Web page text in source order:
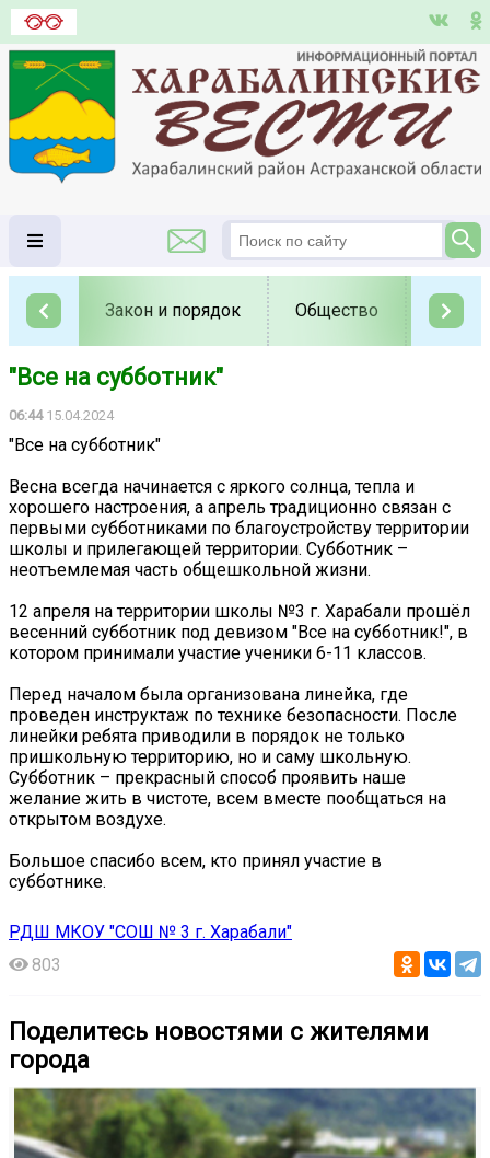
Закон и порядок Общество
"Все на субботник"
06:4415.04.2024
"Все на субботник"
Весна всегда начинается с яркого солнца, тепла и
хорошего настроения, а апрель традиционно связан с
первыми субботниками по благоустройству территории
школы и прилегающей территории. Субботник –
неотъемлемая часть общешкольной жизни.
12 апреля на территории школы №3 г. Харабали прошёл
весенний субботник под девизом "Все на субботник!", в
котором принимали участие ученики 6-11 классов.
Перед началом была организована линейка, где
проведен инструктаж по технике безопасности. После
линейки ребята приводили в порядок не только
пришкольную территорию, но и саму школьную.
Субботник – прекрасный способ проявить наше
желание жить в чистоте, всем вместе пообщаться на
открытом воздухе.
Большое спасибо всем, кто принял участие в
субботнике.
РДШ МКОУ "СОШ № 3 г. Харабали"
803
Поделитесь новостями с жителями
города